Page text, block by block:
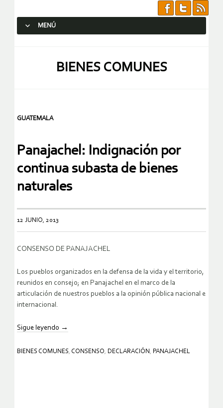
MENÚ
BIENES COMUNES
GUATEMALA
Panajachel: Indignación por
continua subasta de bienes
naturales
12 JUNIO, 2013
CONSENSO DE PANAJACHEL
Los pueblos organizados en la defensa de la vida y el territorio,
reunidos en consejo; en Panajachel en el marco de la
articulación de nuestros pueblos a la opinión pública nacional e
internacional.
Sigue leyendo →
BIENES COMUNES, CONSENSO, DECLARACIÓN , PANAJACHEL